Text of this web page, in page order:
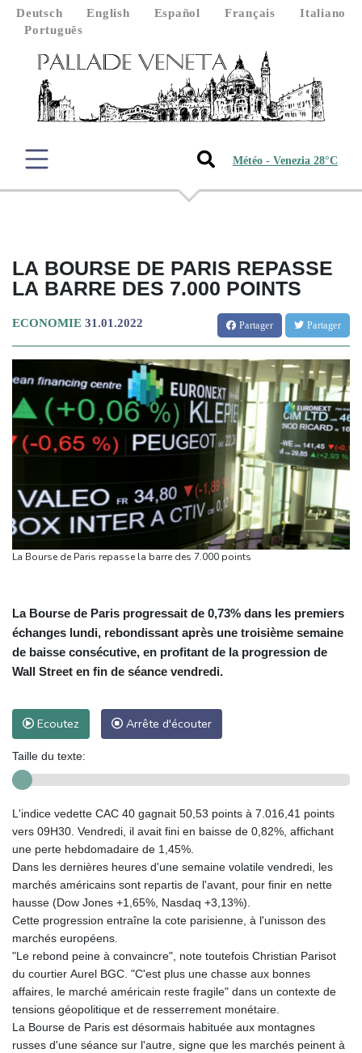
Deutsch English Español Français
Italiano
Português
Météo - Venezia 28°C
LA BOURSE DE PARIS REPASSE
LA BARRE DES 7.000 POINTS
ECONOMIE 31.01.2022 Partager Partager
La Bourse de Paris repasse la barre des 7.000 points
La Bourse de Paris progressait de 0,73% dans les premiers
échanges lundi, rebondissant après une troisième semaine
de baisse consécutive, en profitant de la progression de
Wall Street en fin de séance vendredi.
Ecoutez Arrête d'écouter
Taille du texte:
L'indice vedette CAC 40 gagnait 50,53 points à 7.016,41 points
vers 09H30. Vendredi, il avait fini en baisse de 0,82%, affichant
une perte hebdomadaire de 1,45%.
Dans les dernières heures d'une semaine volatile vendredi, les
marchés américains sont repartis de l'avant, pour finir en nette
hausse (Dow Jones +1,65%, Nasdaq +3,13%).
Cette progression entraîne la cote parisienne, à l'unisson des
marchés européens.
"Le rebond peine à convaincre", note toutefois Christian Parisot
du courtier Aurel BGC. "C'est plus une chasse aux bonnes
affaires, le marché américain reste fragile" dans un contexte de
tensions géopolitique et de resserrement monétaire.
La Bourse de Paris est désormais habituée aux montagnes
russes d'une séance sur l'autre, signe que les marchés peinent à